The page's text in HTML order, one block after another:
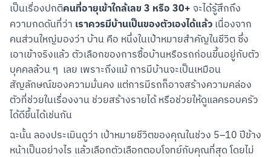
เป็นเรื่องปกติคนที่อายุเข้าใกล้เลข 3 หรือ 30+ จะได้รู้สึกถึง
ความกดดันที่ว่า เราควรมีบ้านเป็นของตัวเองได้แล้ว เนื่องจาก
คนส่วนใหญ่มองว่า บ้าน คือ หนึ่งในเป้าหมายสำคัญในชีวิต ซึ่ง
เอาเข้าจริงแล้ว ตัวเลือกของการซื้อบ้านหรือรถก่อนขึ้นอยู่กับตัว
บุคคลล้วน ๆ  เลย เพราะถึงแม้ การมีบ้านจะเป็นเหมือน
สัญลักษณ์ของความมั่นคง แต่การมีรถก็อาจสร้างความคล่อง
ตัวที่ช่วยในเรื่องงาน ช่วยสร้างรายได้ หรือช่วยให้ดูแลครอบครัว
ได้ดีขึ้นได้เช่นกัน
ฉะนั้น ลองประเมินดูว่า เป้าหมายชีวิตของคุณในช่วง 5–10 ปีข้าง
หน้าเป็นอย่างไร แล้วเลือกตัวเลือกตอบโจทย์กับคุณที่สุด โดยไม่